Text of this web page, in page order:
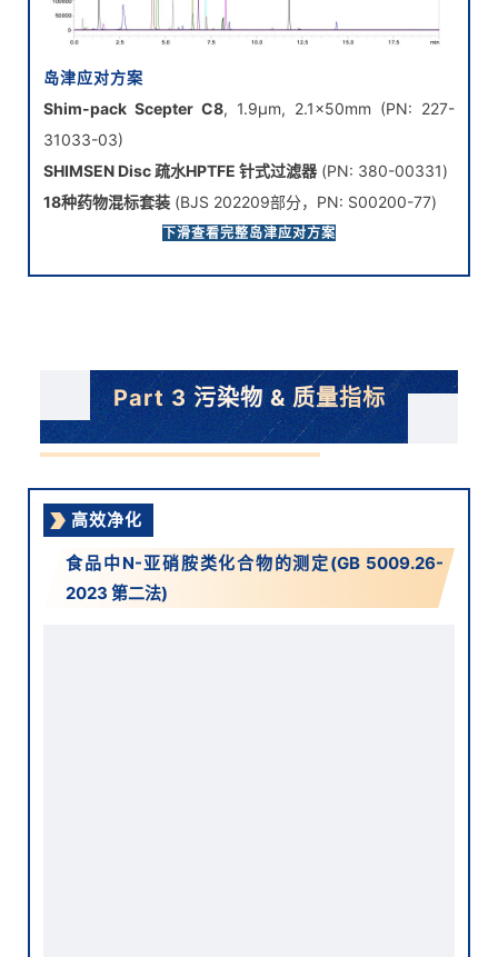
岛津应对方案
Shim-pack Scepter C8, 1.9μm, 2.1×50mm (PN: 227-
31033-03)
SHIMSEN Disc 疏水HPTFE 针式过滤器 (PN: 380-00331)
18种药物混标套装 (BJS 202209部分，PN: S00200-77)
注：部分目标物可能在过膜时存在吸附损失，建议提前排查
下滑查看完整岛津应对方案
Part 3 污染物 & 质量指标
高效净化
食品中N-亚硝胺类化合物的测定(GB 5009.26-
2023 第二法)